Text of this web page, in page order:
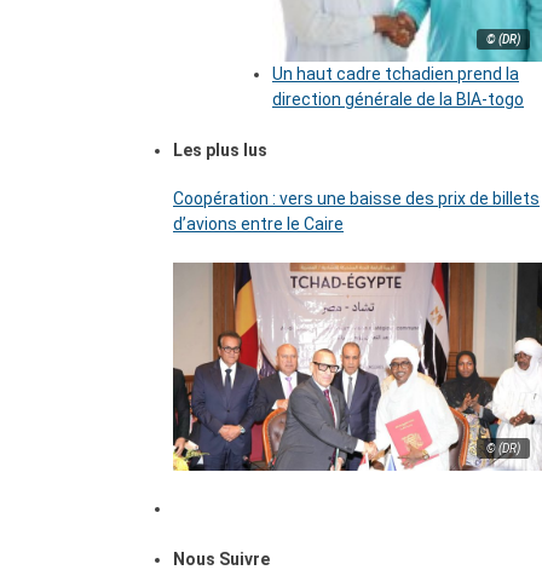
© (DR)
Un haut cadre tchadien prend la
direction générale de la BIA-togo
Les plus lus
Coopération : vers une baisse des prix de billets
d’avions entre le Caire
© (DR)
Nous Suivre